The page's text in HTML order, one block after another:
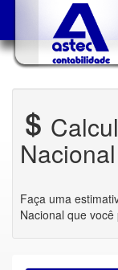
Nacional
Faça uma
Nacional que